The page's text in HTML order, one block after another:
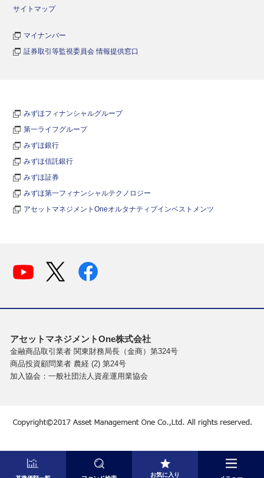
お気に入り
サイトマップ
マイナンバー
証券取引等監視委員会 情報提供窓口
みずほフィナンシャルグループ
第一ライフグループ
みずほ銀行
みずほ信託銀行
みずほ証券
みずほ第一フィナンシャルテクノロジー
アセットマネジメントOneオルタナティブインベストメンツ
アセットマネジメントOne株式会社
金融商品取引業者 関東財務局長（金商）第324号
商品投資顧問業者 農経 (2) 第24号
加入協会：一般社団法人資産運用業協会